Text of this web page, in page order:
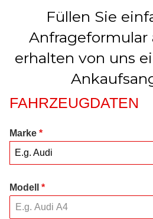
Füllen Sie
Anfrageformular
erhalten von uns
FAHRZEUGDATEN
Marke *
E.g. Audi
Modell *